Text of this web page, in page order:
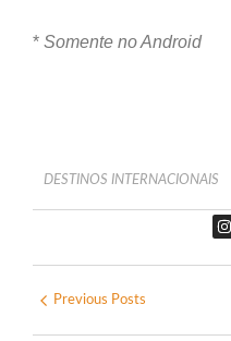
* Somente no Android
DESTINOS INTERNACIONAIS
Previous Posts